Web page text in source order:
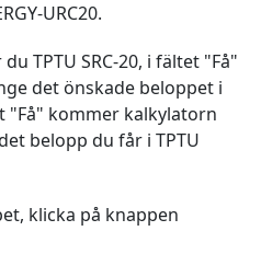
URC20.
TPTU SRC-20, i fältet "Få"
det önskade beloppet i
kommer kalkylatorn
belopp du får i TPTU
klicka på knappen